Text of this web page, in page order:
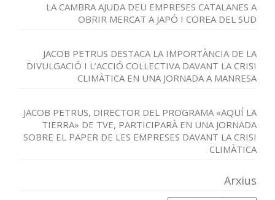
LA CAMBRA AJUDA DEU EMPRESES CATALANES A
OBRIR MERCAT A JAPÓ I COREA DEL SUD
JACOB PETRUS DESTACA LA IMPORTÀNCIA DE LA
DIVULGACIÓ I L’ACCIÓ COL·LECTIVA DAVANT LA CRISI
CLIMÀTICA EN UNA JORNADA A MANRESA
JACOB PETRUS, DIRECTOR DEL PROGRAMA «AQUÍ LA
TIERRA» DE TVE, PARTICIPARÀ EN UNA JORNADA
SOBRE EL PAPER DE LES EMPRESES DAVANT LA CRISI
CLIMÀTICA
Arxius
Arxius